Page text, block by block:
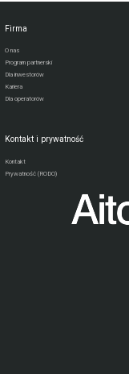
Firma
O nas
Program partnerski
Dla inwestorów
Kariera
Dla operatorów
Kontakt i prywatność
Kontakt
Prywatność (RODO)